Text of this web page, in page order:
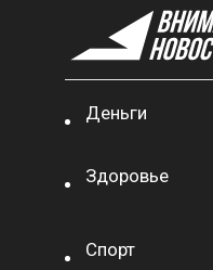
Деньги
Здоровье
Спорт